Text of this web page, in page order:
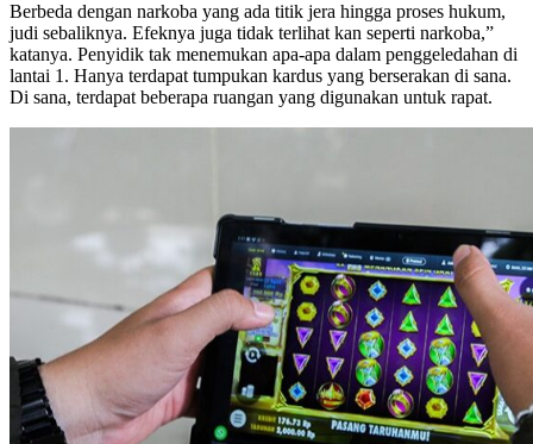
Berbeda dengan narkoba yang ada titik jera hingga proses hukum,
judi sebaliknya. Efeknya juga tidak terlihat kan seperti narkoba,”
katanya. Penyidik tak menemukan apa-apa dalam penggeledahan di
lantai 1. Hanya terdapat tumpukan kardus yang berserakan di sana.
Di sana, terdapat beberapa ruangan yang digunakan untuk rapat.